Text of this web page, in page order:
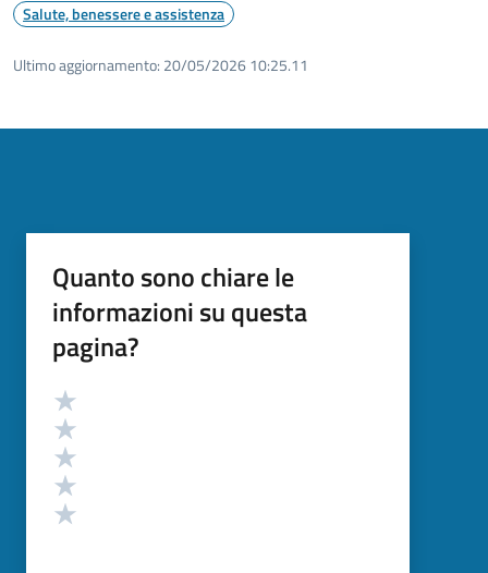
Salute, benessere e assistenza
Ultimo aggiornamento: 20/05/2026 10:25.11
Quanto sono chiare le
informazioni su questa
pagina?
Valutazione